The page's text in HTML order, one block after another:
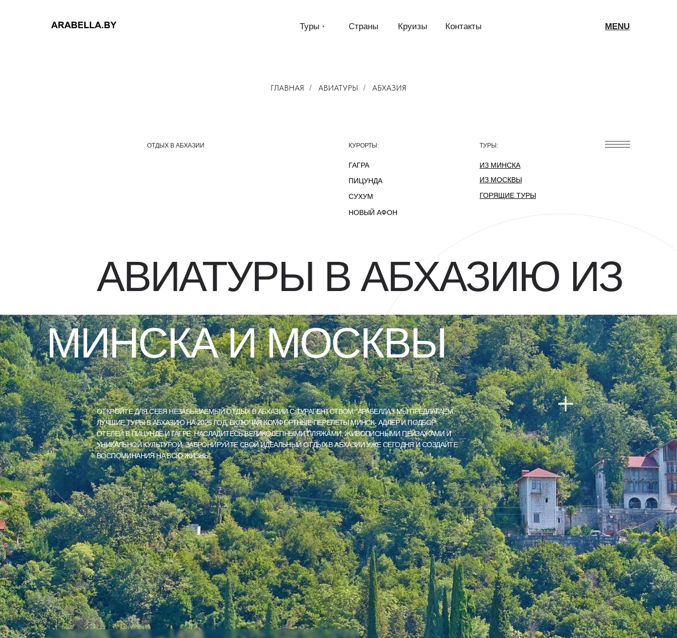
Туры Страны Круизы Контакты MENU
ГЛАВНАЯ / АВИАТУРЫ / АБХАЗИЯ
ОТДЫХ В АБХАЗИИ КУРОРТЫ: ТУРЫ:
ГАГРА
ПИЦУНДА
НОВЫЙ АФОН
СУХУМ
ИЗ МИНСКА
ГОРЯЩИЕ ТУРЫ
ИЗ МОСКВЫ
АВИАТУРЫ В АБХАЗИЮ ИЗ
МИНСКА И МОСКВЫ
ОТКРОЙТЕ ДЛЯ СЕБЯ НЕЗАБЫВАЕМЫЙ ОТДЫХ В АБХАЗИИ С ТУРАГЕНТСТВОМ "АРАБЕЛЛА"! МЫ ПРЕДЛАГАЕМ
ЛУЧШИЕ ТУРЫ В АБХАЗИЮ НА 2025 ГОД, ВКЛЮЧАЯ КОМФОРТНЫЕ ПЕРЕЛЕТЫ МИНСК- АДЛЕР И ПОДБОР
ОТЕЛЕЙ В ПИЦУНДЕ И ГАГРЕ. НАСЛАДИТЕСЬ ВЕЛИКОЛЕПНЫМИ ПЛЯЖАМИ, ЖИВОПИСНЫМИ ПЕЙЗАЖАМИ И
УНИКАЛЬНОЙ КУЛЬТУРОЙ. ЗАБРОНИРУЙТЕ СВОЙ ИДЕАЛЬНЫЙ ОТДЫХ В АБХАЗИИ УЖЕ СЕГОДНЯ И СОЗДАЙТЕ
ВОСПОМИНАНИЯ НА ВСЮ ЖИЗНЬ!